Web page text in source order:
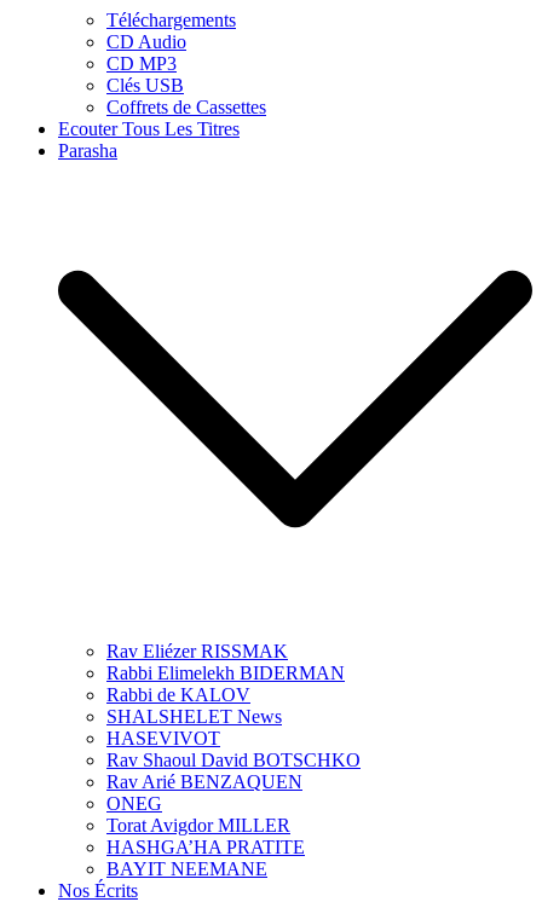
Téléchargements
CD Audio
CD MP3
Clés USB
Coffrets de Cassettes
Ecouter Tous Les Titres
Parasha
Rav Eliézer RISSMAK
Rabbi Elimelekh BIDERMAN
Rabbi de KALOV
SHALSHELET News
HASEVIVOT
Rav Shaoul David BOTSCHKO
Rav Arié BENZAQUEN
ONEG
Torat Avigdor MILLER
HASHGA’HA PRATITE
BAYIT NEEMANE
Nos Écrits